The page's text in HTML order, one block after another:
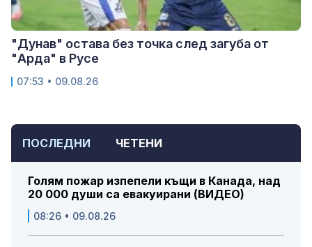
ПОСЛЕДНИ ЧЕТЕНИ
Голям пожар изпепели къщи в Канада, над
20 000 души са евакуирани (ВИДЕО)
08:26 • 09.08.26
"Дунав" остава без точка след загуба от
"Арда" в Русе
07:53 • 09.08.26